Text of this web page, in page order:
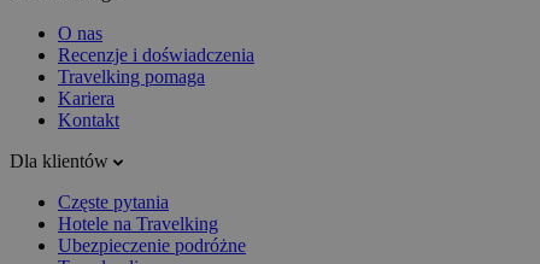
O nas
Recenzje i doświadczenia
Travelking pomaga
Kariera
Kontakt
Dla klientów
Częste pytania
Hotele na Travelking
Ubezpieczenie podróżne